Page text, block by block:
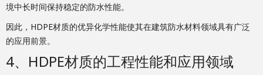
境中长时间保持稳定的防水性能。
因此，HDPE材质的优异化学性能使其在建筑防水材料领域具有广泛
的应用前景。
4、HDPE材质的工程性能和应用领域